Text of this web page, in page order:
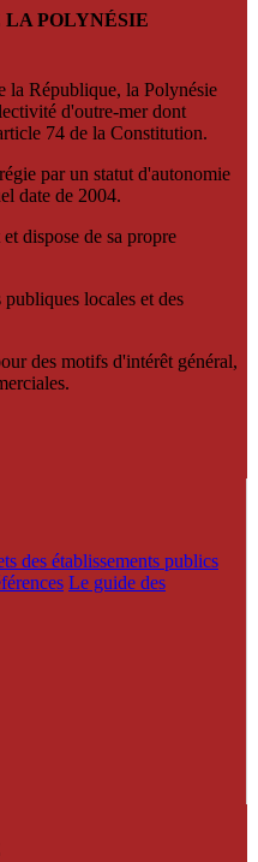
POLYNÉSIE
la République, la Polynésie
d'outre-mer dont
74 de la Constitution.
par un statut d'autonomie
date de 2004.
dispose de sa propre
locales et des
des motifs d'intérêt général,
des établissements publics
Le guide des